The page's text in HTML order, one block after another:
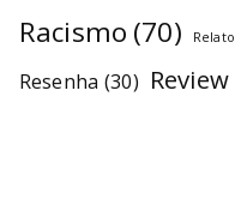
Racismo (70) Relato
Resenha (30) Review